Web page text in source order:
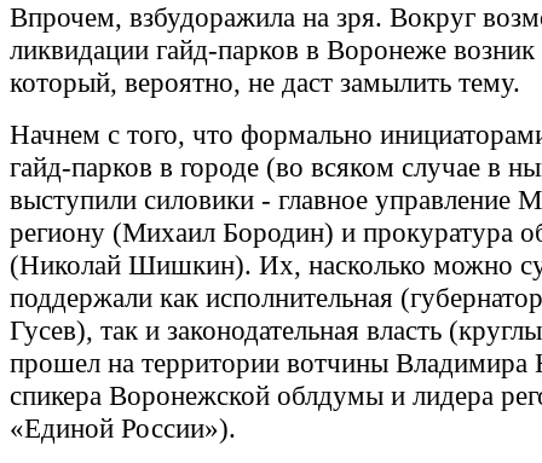
Впрочем, взбудоражила на зря. Вокруг
ликвидации гайд-парков в Воронеже возник
который, вероятно, не даст замылить тему.
Начнем с того, что формально
гайд-парков в городе (во всяком случае в
выступили силовики - главное управление
региону (Михаил Бородин) и прокуратура
(Николай Шишкин). Их, насколько можно
поддержали как исполнительная
Гусев), так и законодательная власть
прошел на территории вотчины Владимира
спикера Воронежской облдумы и лидера
«Единой России»).